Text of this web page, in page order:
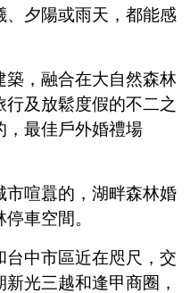
、夕陽或雨天，都能感
，融合在大自然森林
及放鬆度假的不二之
，最佳戶外婚禮場
市喧囂的，湖畔森林婚
車空間。
中市區近在咫尺，交
光三越和逢甲商圈，